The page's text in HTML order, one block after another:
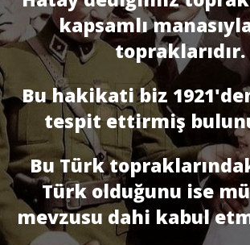
kapsamlı
topraklarıdır.
Bu hakikati biz
tespit ettirmiş
Bu Türk
Türk olduğunu ise
mevzusu dahi kabul